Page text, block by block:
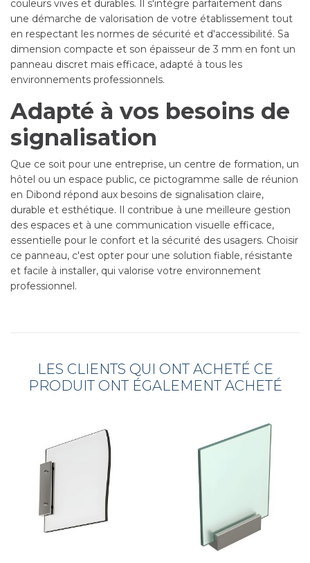
couleurs vives et durables. Il s'intègre parfaitement dans
une démarche de valorisation de votre établissement tout
en respectant les normes de sécurité et d'accessibilité. Sa
dimension compacte et son épaisseur de 3 mm en font un
panneau discret mais efficace, adapté à tous les
environnements professionnels.
Adapté à vos besoins de
signalisation
Que ce soit pour une entreprise, un centre de formation, un
hôtel ou un espace public, ce pictogramme salle de réunion
en Dibond répond aux besoins de signalisation claire,
durable et esthétique. Il contribue à une meilleure gestion
des espaces et à une communication visuelle efficace,
essentielle pour le confort et la sécurité des usagers. Choisir
ce panneau, c'est opter pour une solution fiable, résistante
et facile à installer, qui valorise votre environnement
professionnel.
LES CLIENTS QUI ONT ACHETÉ CE
PRODUIT ONT ÉGALEMENT ACHETÉ